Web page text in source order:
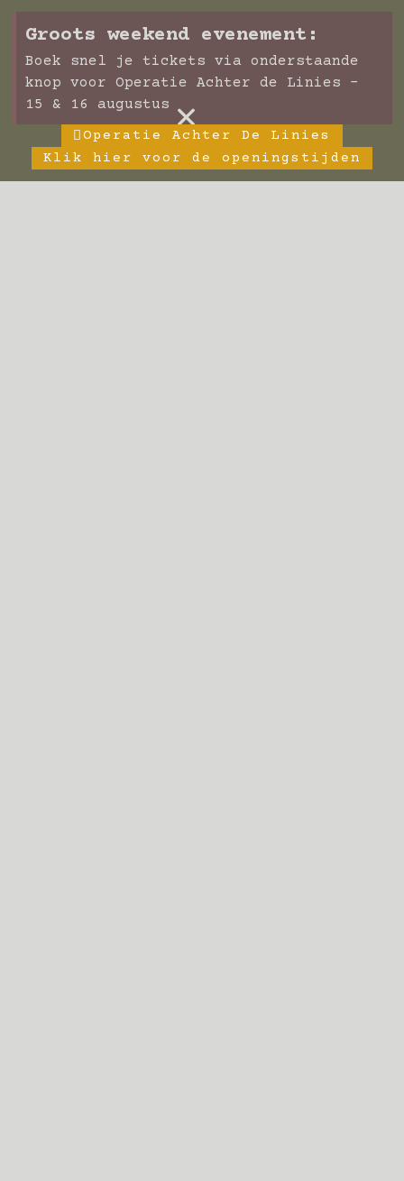
Groots weekend evenement:
Boek snel je tickets via onderstaande
knop voor Operatie Achter de Linies -
15 & 16 augustus ×
Operatie Achter De Linies
Klik hier voor de openingstijden